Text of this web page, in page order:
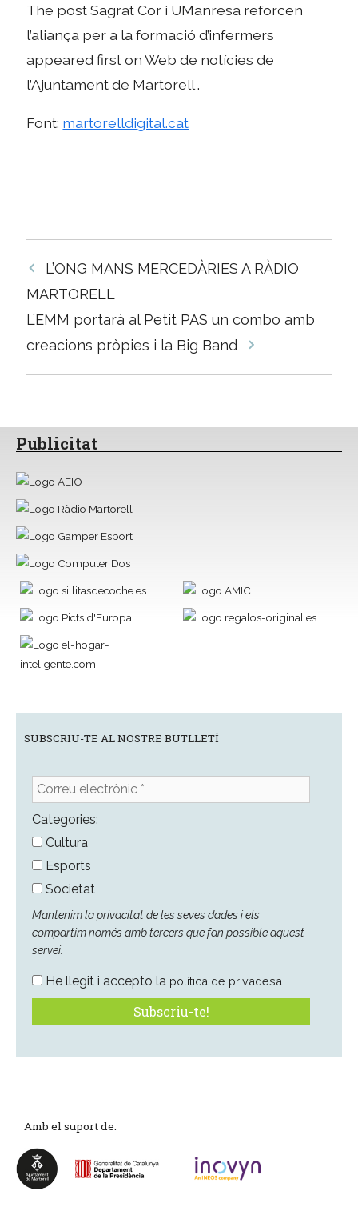
The post Sagrat Cor i UManresa reforcen
l’aliança per a la formació d’infermers
appeared first on Web de notícies de
l’Ajuntament de Martorell .
Font: martorelldigital.cat
Navegació
per
les
entrades
L’ONG MANS MERCEDÀRIES A RÀDIO
MARTORELL
L’EMM portarà al Petit PAS un combo amb
creacions pròpies i la Big Band
Publicitat
SUBSCRIU-TE AL NOSTRE BUTLLETÍ
Correu
electrònic
*Categories:
Cultura
Esports
Societat
Mantenim la privacitat de les seves dades i els
compartim només amb tercers que fan possible aquest
servei.
He llegit i accepto la política de privadesa
Amb el suport de: